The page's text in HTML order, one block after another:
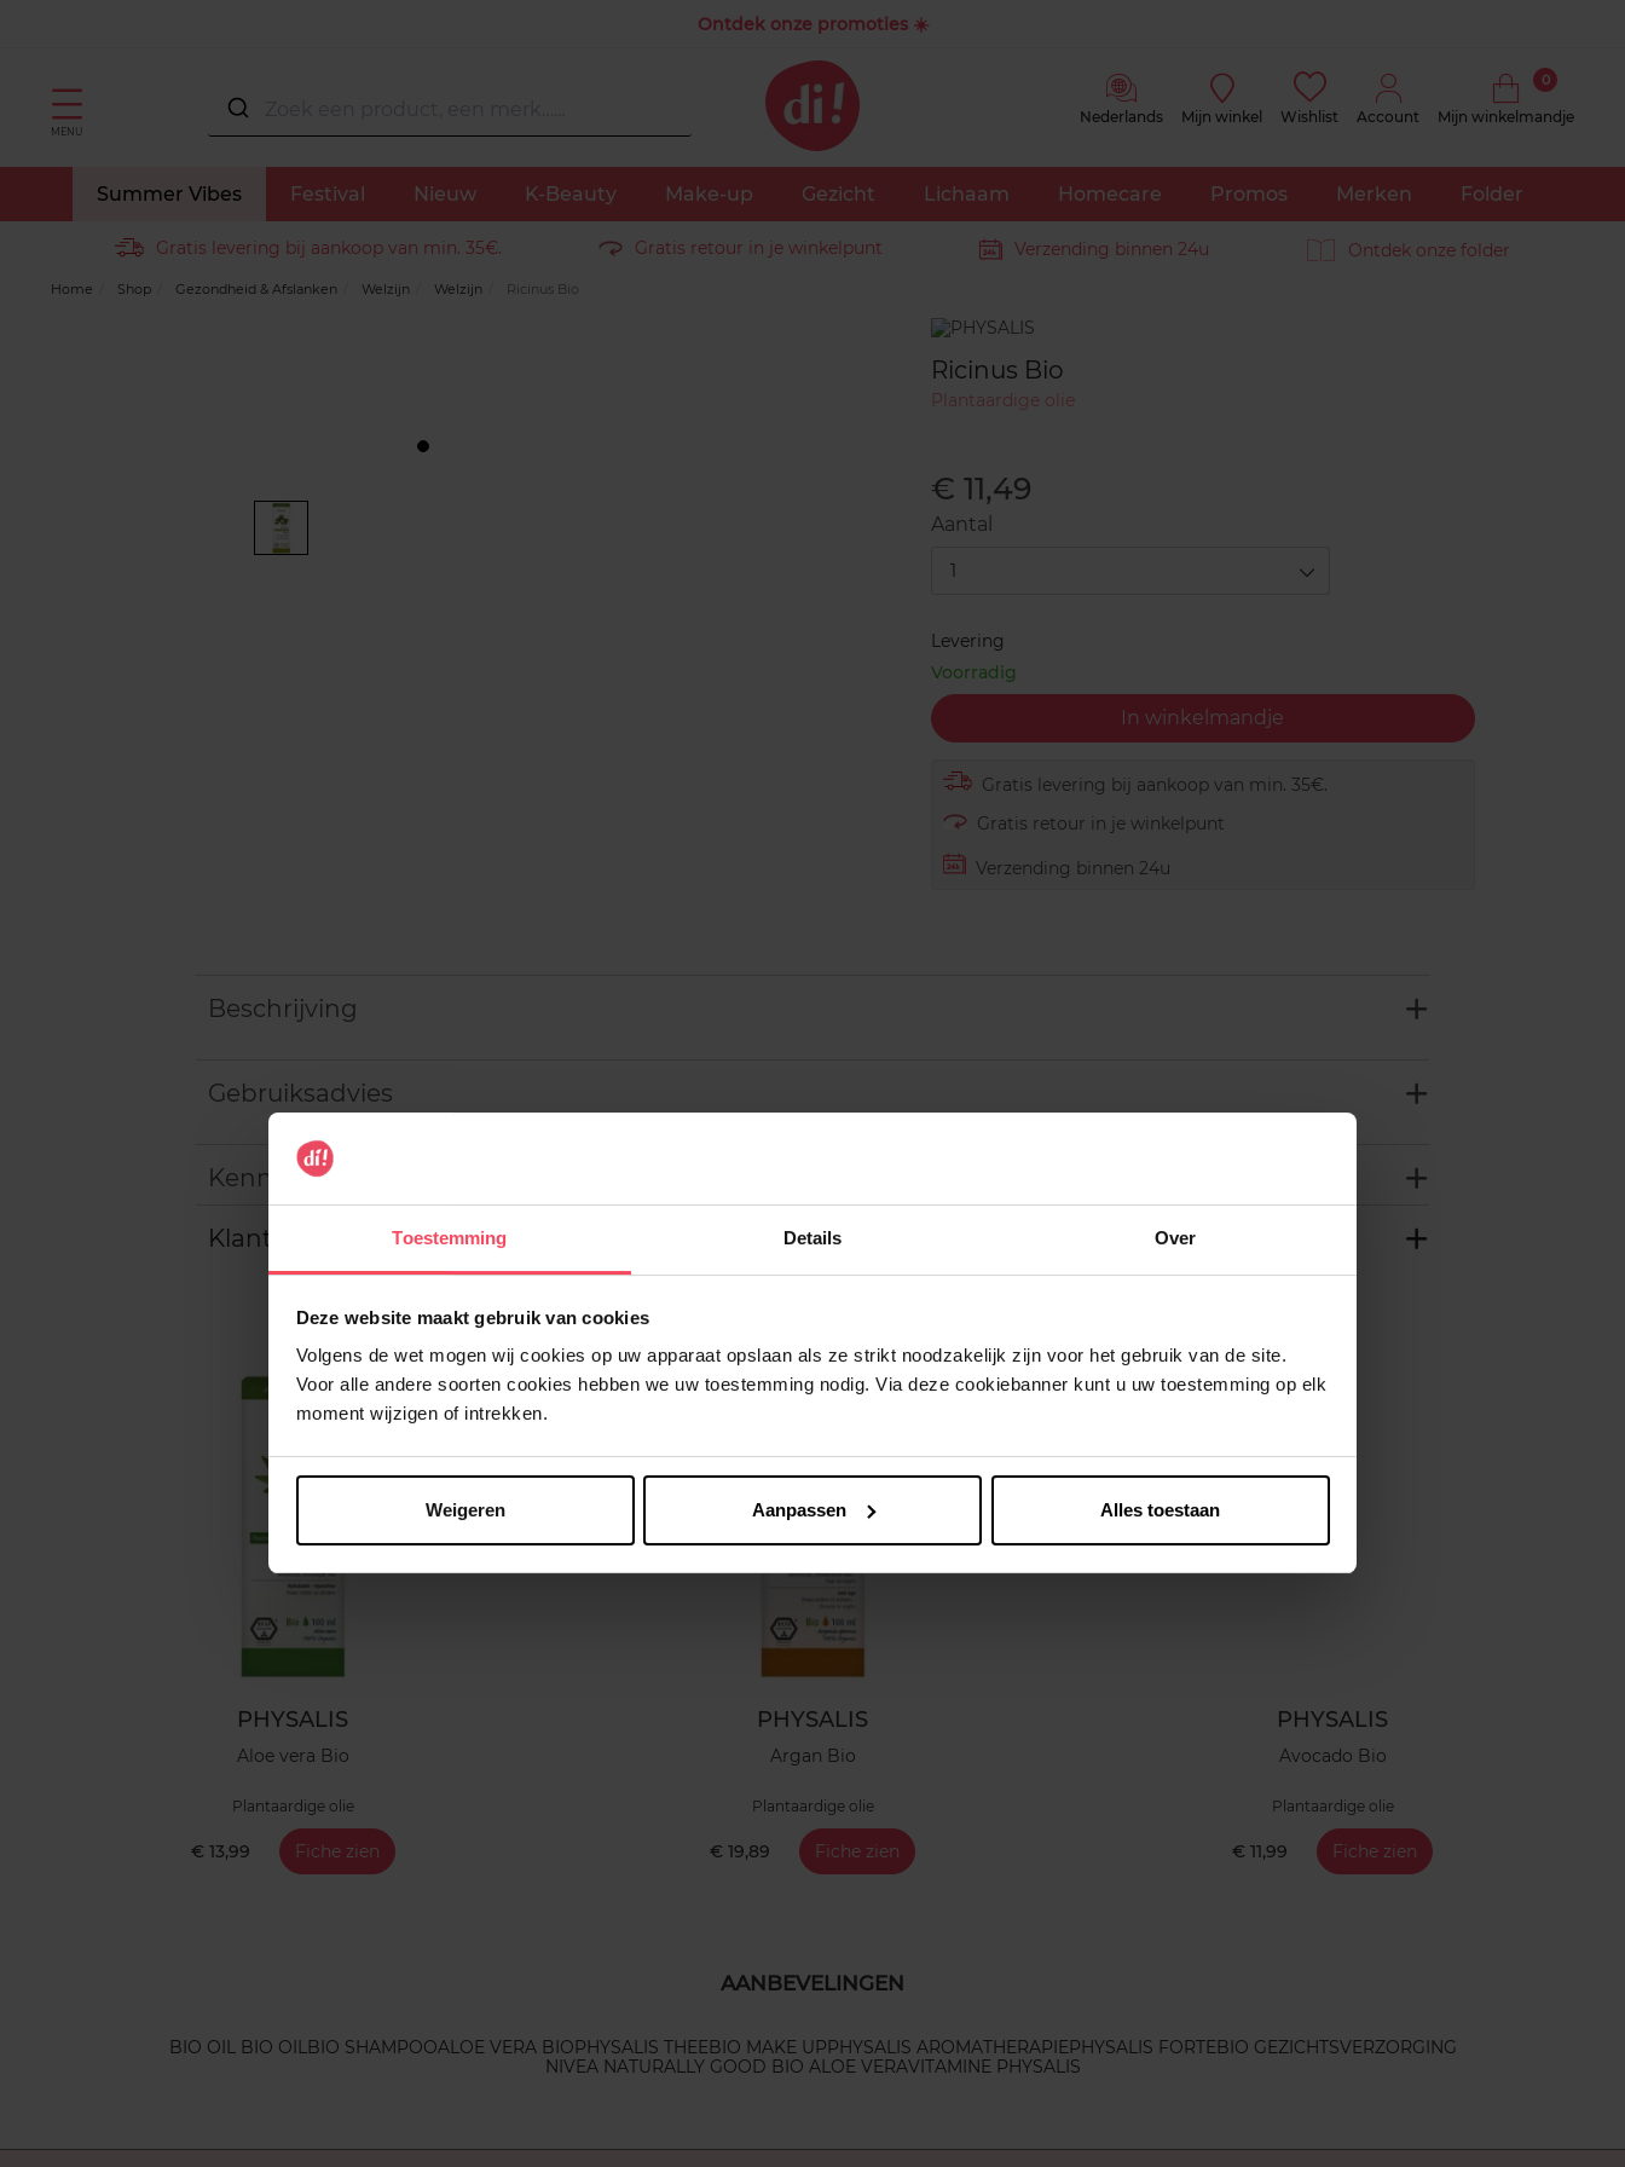
Toestemming Details Over
Deze website maakt gebruik van cookies
Volgens de wet mogen wij cookies op uw apparaat opslaan als ze strikt noodzakelijk zijn voor het gebruik van de site.
Voor alle andere soorten cookies hebben we uw toestemming nodig. Via deze cookiebanner kunt u uw toestemming op elk
moment wijzigen of intrekken.
Weigeren Aanpassen Alles toestaan
Ontdek onze promoties ☀️
MENU
Nederlands Mijn winkel Wishlist Account Mijn winkelmandje
0
Summer Vibes Festival Nieuw K-Beauty Make-up Gezicht Lichaam Homecare Promos Merken Folder
Gratis levering bij aankoop van min. 35€. Gratis retour in je winkelpunt Verzending binnen 24u Ontdek onze folder
Home Shop Gezondheid & Afslanken Welzijn Welzijn Ricinus Bio
Merk
Ricinus Bio
Plantaardige olie
€ 11,49
Aantal
1
Levering
Voorradig
In winkelmandje
Gratis levering bij aankoop van min. 35€.
Gratis retour in je winkelpunt
Verzending binnen 24u
Beschrijving
Gebruiksadvies
Kenmerken
Klantereview
Nog iets vergeten ?
PHYSALIS
Aloe vera Bio
Plantaardige olie
€ 13,99 Fiche zien
PHYSALIS
Argan Bio
Plantaardige olie
€ 19,89 Fiche zien
PHYSALIS
Avocado Bio
Plantaardige olie
€ 11,99 Fiche zien
AANBEVELINGEN
BIO OIL BIO OIL BIO SHAMPOOALOE VERA BIOPHYSALIS THEEBIO MAKE UPPHYSALIS AROMATHERAPIEPHYSALIS FORTEBIO GEZICHTSVERZORGING
NIVEA NATURALLY GOOD BIO ALOE VERAVITAMINE PHYSALIS